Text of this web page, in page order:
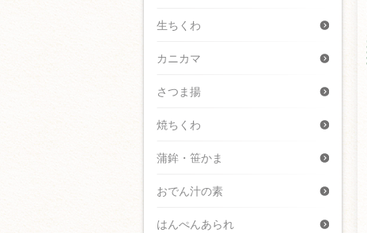
生ちくわ
カニカマ
さつま揚
焼ちくわ
蒲鉾・笹かま
おでん汁の素
はんぺんあられ